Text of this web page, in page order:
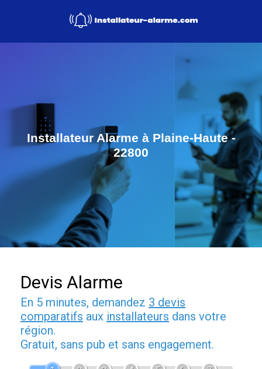
Installateur Alarme à Plaine-Haute -
22800
Devis Alarme
En 5 minutes, demandez 3 devis
comparatifs aux installateurs dans votre
région.
Gratuit, sans pub et sans engagement.